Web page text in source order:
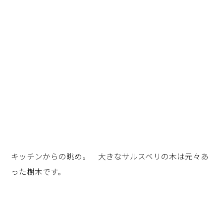
キッチンからの眺め。 大きなサルスベリの木は元々あ
った樹木です。